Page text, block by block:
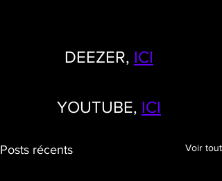
DEEZER, ICI
YOUTUBE, ICI
Posts récents Voir tout